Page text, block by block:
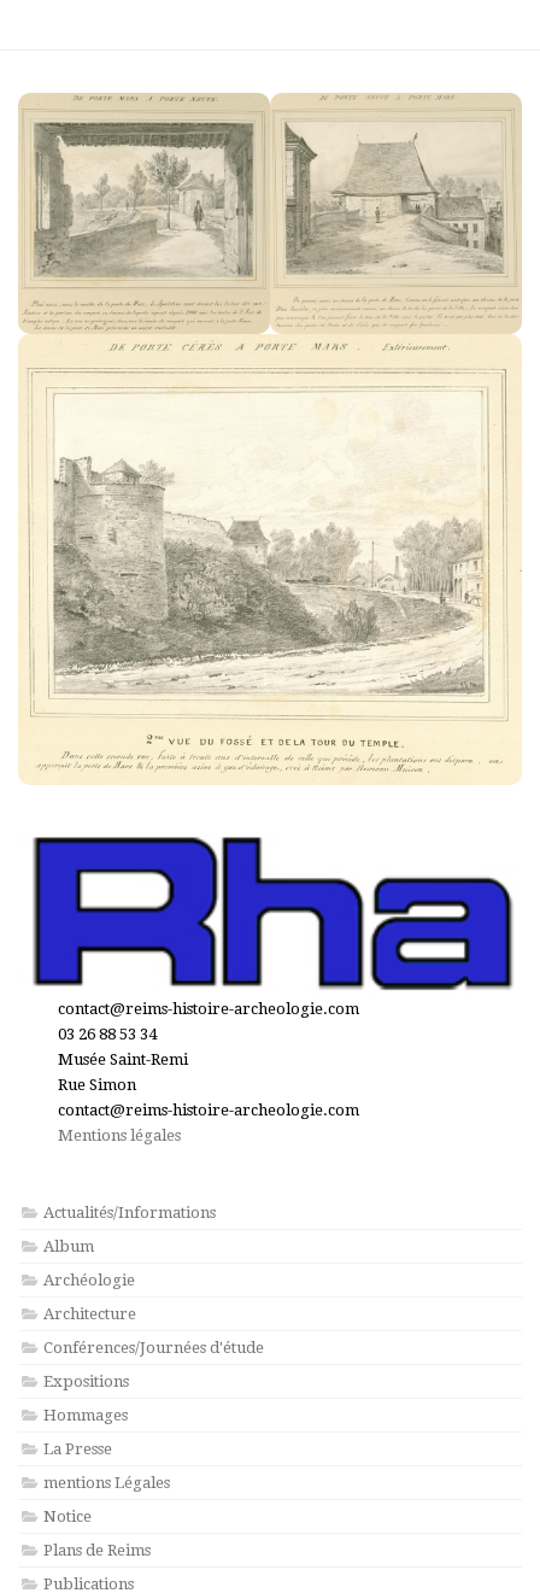
contact@reims-histoire-archeologie.com
03 26 88 53 34
Musée Saint-Remi
Rue Simon
contact@reims-histoire-archeologie.com
Mentions légales
Actualités/Informations
Album
Archéologie
Architecture
Conférences/Journées d'étude
Expositions
Hommages
La Presse
mentions Légales
Notice
Plans de Reims
Publications